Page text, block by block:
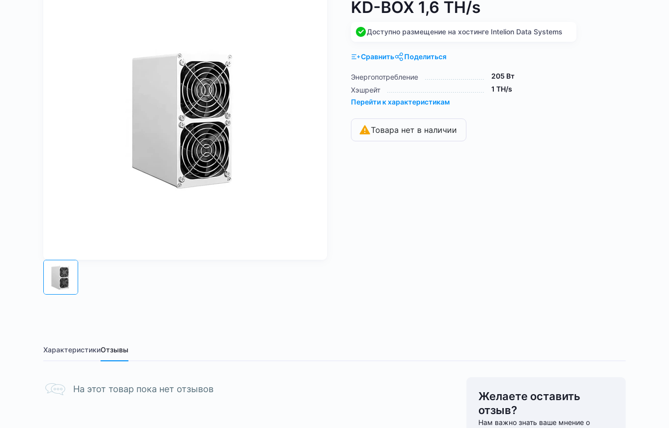
KD-BOX 1,6 TH/s
Доступно размещение на хостинге Intelion Data Systems
Сравнить Поделиться
Энергопотребление
205 Вт
Хэшрейт
1 TH/s
Перейти к характеристикам
Товара нет в наличии
ХарактеристикиОтзывы
На этот товар пока нет отзывов
Желаете оставить
отзыв?
Нам важно знать ваше мнение о